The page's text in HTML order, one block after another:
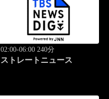
02:00-06:00 240分
ストレートニュース